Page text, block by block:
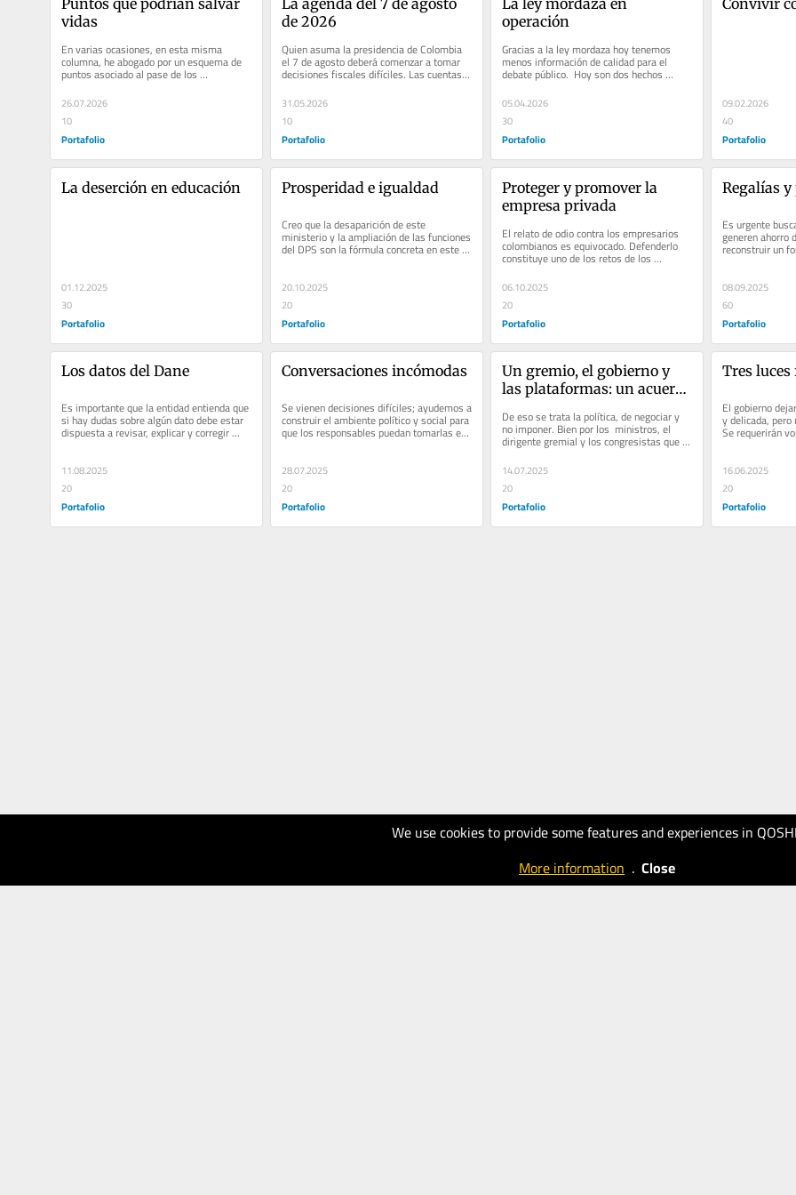
We use cookies to provide some features and experiences in
More information . Close
vidas
En varias ocasiones, en esta misma
columna, he abogado por un esquema de
puntos asociado al pase de los
conductores en Colombia. Es una medida
que se...
26.07.2026
10
Portafolio
de 2026
Quien asuma la presidencia de Colombia
el 7 de agosto deberá comenzar a tomar
decisiones fiscales difíciles. Las cuentas
31.05.2026
10
Portafolio
operación
Gracias a la ley mordaza hoy tenemos
menos información de calidad para el
debate público.  Hoy son dos hechos
sobresalientes: Hay menos encuestas y...
05.04.2026
30
Portafolio
09.02.2026
40
Portafolio
La deserción en educación
01.12.2025
30
Portafolio
Prosperidad e igualdad
Creo que la desaparición de este
ministerio y la ampliación de las funciones
del DPS son la fórmula concreta en este
20.10.2025
20
Portafolio
Proteger y promover la
empresa privada
El relato de odio contra los empresarios
colombianos es equivocado. Defenderlo
constituye uno de los retos de los
próximos meses y años.
06.10.2025
20
Portafolio
Regalías
Es urgente
generen ahorro
reconstruir un
08.09.2025
60
Portafolio
Los datos del Dane
Es importante que la entidad entienda que
si hay dudas sobre algún dato debe estar
dispuesta a revisar, explicar y corregir
cuando corresponda.
11.08.2025
20
Portafolio
Conversaciones incómodas
Se vienen decisiones difíciles; ayudemos a
construir el ambiente político y social para
que los responsables puedan tomarlas en
agosto de 2026.
28.07.2025
20
Portafolio
Un gremio, el gobierno y
las plataformas: un acuerdo
De eso se trata la política, de negociar y
no imponer. Bien por los  ministros, el
dirigente gremial y los congresistas que
apoyaron este acuerdo.
14.07.2025
20
Portafolio
Tres luces
El gobierno
y delicada,
Se requerirán
y diálogo.
16.06.2025
20
Portafolio